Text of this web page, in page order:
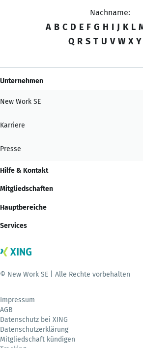
Nachname:
A B C D E F G H I J K L
Q R S T U V W X Y
Unternehmen
New Work SE
Karriere
Presse
Hilfe & Kontakt
Mitgliedschaften
Hauptbereiche
Services
© New Work SE | Alle Rechte vorbehalten
Impressum
AGB
Datenschutz bei XING
Datenschutzerklärung
Mitgliedschaft kündigen